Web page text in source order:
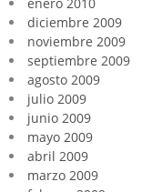
diciembre 2009
noviembre 2009
septiembre 2009
agosto 2009
julio 2009
junio 2009
mayo 2009
abril 2009
marzo 2009